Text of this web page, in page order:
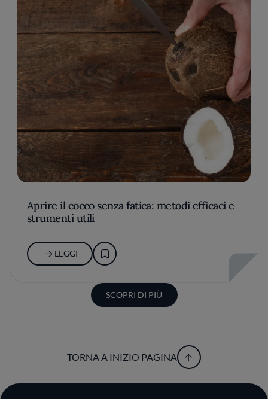
Aprire il cocco senza fatica: metodi efficaci e
strumenti utili
LEGGI
SCOPRI DI PIÙ
TORNA A INIZIO PAGINA